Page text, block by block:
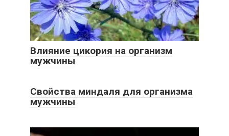
Влияние цикория на организм
мужчины
Свойства миндаля для организма
мужчины